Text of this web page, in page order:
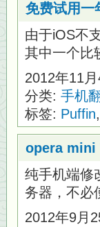
免费试用
由于iOS不
其中一个比
2012年11
分类: 手机
标签: Puffin,
opera mini
纯手机端修
务器，不必
2012年9月